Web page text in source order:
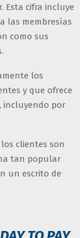
Esta cifra incluye
las membresías
como sus
los
y que ofrece
incluyendo por
clientes son
tan popular
un escrito de